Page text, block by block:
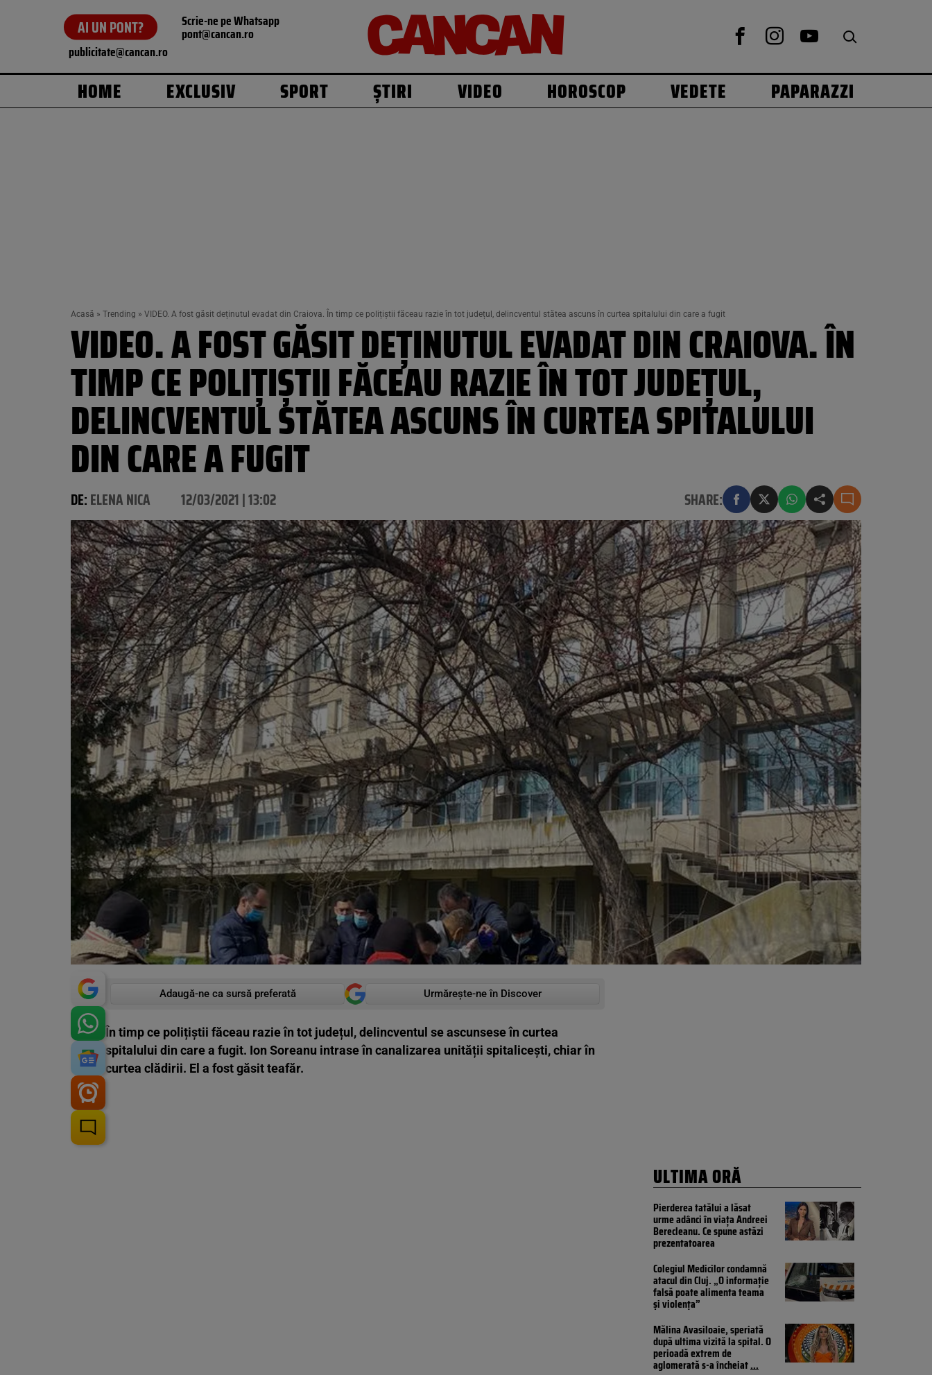
AI UN PONT? Scrie-ne pe Whatsapp
pont@cancan.ro
publicitate@cancan.ro
HOME EXCLUSIV SPORT ȘTIRI VIDEO HOROSCOP VEDETE PAPARAZZI
Acasă » Trending » VIDEO. A fost găsit deținutul evadat din Craiova. În timp ce polițiștii făceau razie în tot județul, delincventul stătea ascuns în curtea spitalului din care a fugit
VIDEO. A FOST GĂSIT DEȚINUTUL EVADAT DIN CRAIOVA. ÎN
TIMP CE POLIȚIȘTII FĂCEAU RAZIE ÎN TOT JUDEȚUL,
DELINCVENTUL STĂTEA ASCUNS ÎN CURTEA SPITALULUI
DIN CARE A FUGIT
DE:ELENA NICA 12/03/2021 | 13:02 SHARE:
Adaugă-ne ca sursă preferată Urmărește-ne în Discover
În timp ce polițiștii făceau razie în tot județul, delincventul se ascunsese în curtea
spitalului din care a fugit. Ion Soreanu intrase în canalizarea unității spitalicești, chiar în
curtea clădirii. El a fost găsit teafăr.
ULTIMA ORĂ
Pierderea tatălui a lăsat
urme adânci în viața Andreei
Berecleanu. Ce spune astăzi
prezentatoarea
Colegiul Medicilor condamnă
atacul din Cluj. „O informație
falsă poate alimenta teama
și violența”
Mălina Avasiloaie, speriată
după ultima vizită la spital. O
perioadă extrem de
aglomerată s-a încheiat...